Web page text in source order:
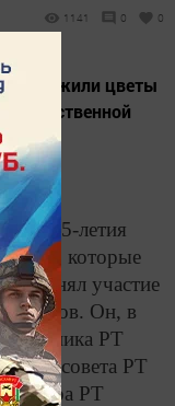
1141 0 0
возложили цветы
В
75-летия
которые
принял участие
Он, в
РТ
Госсовета РТ
РТ